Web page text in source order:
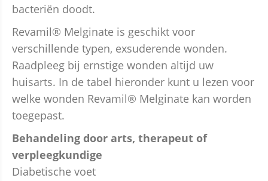
bacteriën doodt.
Revamil® Melginate is geschikt voor
verschillende typen, exsuderende wonden.
Raadpleeg bij ernstige wonden altijd uw
huisarts. In de tabel hieronder kunt u lezen voor
welke wonden Revamil® Melginate kan worden
toegepast.
Behandeling door arts, therapeut of
verpleegkundige
Diabetische voet